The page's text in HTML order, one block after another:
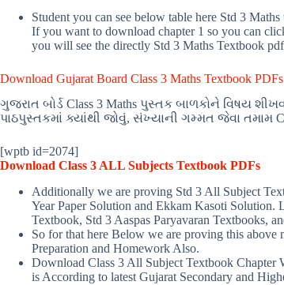
Student you can see below table here Std 3
If you want to download chapter 1 so you can
you will see the directly Std 3 Maths Textbook
Download Gujarat Board Class 3 Maths Textbook PDFs
ગુજરાત બોર્ડ Class 3 Maths પુસ્તક બાળકોને વિષય
પાઠપુસ્તકમાં ક્યાંથી જોવું, સંખ્યાની ગમ્મત જેવા તમામ
[wptb id=2074]
Download Class 3 ALL Subjects Textbook PDFs
Additionally we are proving Std 3 All Subject
Year Paper Solution and Ekkam Kasoti Solution.
Textbook, Std 3 Aaspas Paryavaran Textbooks,
So for that here Below we are proving this
Preparation and Homework Also.
Download Class 3 All Subject Textbook Chapter
is According to latest Gujarat Secondary and